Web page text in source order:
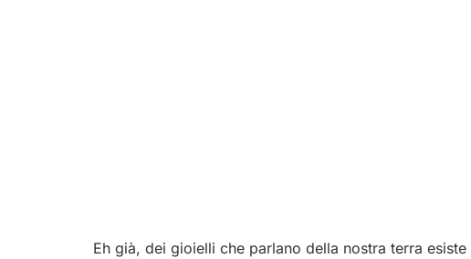
Eh già, dei gioielli che parlano della nostra terra